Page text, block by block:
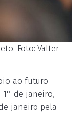
Foto: Valter
ao futuro
de janeiro,
janeiro pela